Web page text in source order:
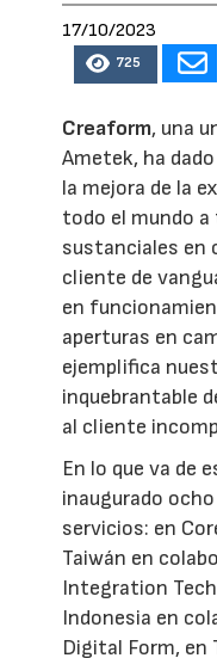
17/10/2023
725
Creaform, una
Ametek, ha
la mejora de la
todo el mundo
sustanciales en
cliente de
en
aperturas en
ejemplifica
inquebrantable
al cliente
En lo que va de
inaugurado
servicios: en
Taiwán en
Integration
Indonesia en
Digital Form, en